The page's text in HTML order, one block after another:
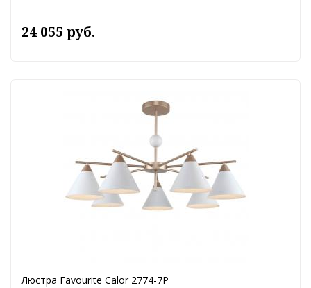
24 055 руб.
Люстра Favourite Calor 2774-7P